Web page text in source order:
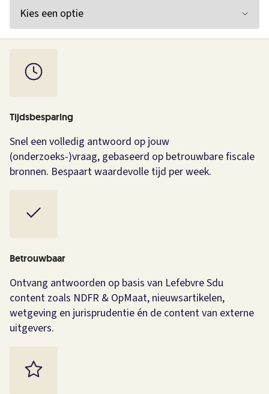
Tijdsbesparing
Snel een volledig antwoord op jouw
(onderzoeks-)vraag, gebaseerd op betrouwbare fiscale
bronnen. Bespaart waardevolle tijd per week.
Betrouwbaar
Ontvang antwoorden op basis van Lefebvre Sdu
content zoals NDFR & OpMaat, nieuwsartikelen,
wetgeving en jurisprudentie én de content van externe
uitgevers.